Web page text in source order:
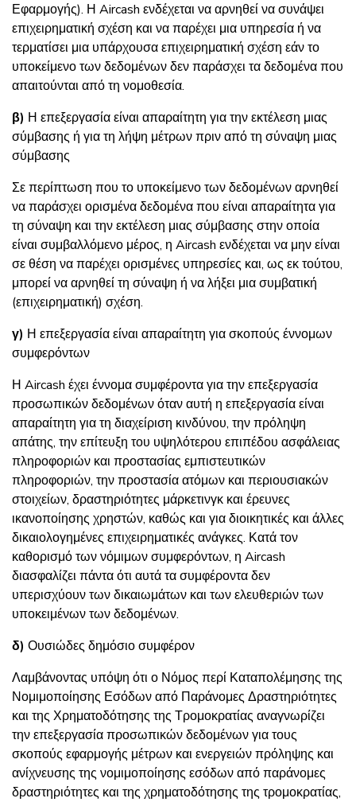
Εφαρμογής). Η Aircash ενδέχεται να αρνηθεί να συνάψει
επιχειρηματική σχέση και να παρέχει μια υπηρεσία ή να
τερματίσει μια υπάρχουσα επιχειρηματική σχέση εάν το
υποκείμενο των δεδομένων δεν παράσχει τα δεδομένα που
απαιτούνται από τη νομοθεσία.
β) Η επεξεργασία είναι απαραίτητη για την εκτέλεση μιας
σύμβασης ή για τη λήψη μέτρων πριν από τη σύναψη μιας
σύμβασης
Σε περίπτωση που το υποκείμενο των δεδομένων αρνηθεί
να παράσχει ορισμένα δεδομένα που είναι απαραίτητα για
τη σύναψη και την εκτέλεση μιας σύμβασης στην οποία
είναι συμβαλλόμενο μέρος, η Aircash ενδέχεται να μην είναι
σε θέση να παρέχει ορισμένες υπηρεσίες και, ως εκ τούτου,
μπορεί να αρνηθεί τη σύναψη ή να λήξει μια συμβατική
(επιχειρηματική) σχέση.
γ) Η επεξεργασία είναι απαραίτητη για σκοπούς έννομων
συμφερόντων
Η Aircash έχει έννομα συμφέροντα για την επεξεργασία
προσωπικών δεδομένων όταν αυτή η επεξεργασία είναι
απαραίτητη για τη διαχείριση κινδύνου, την πρόληψη
απάτης, την επίτευξη του υψηλότερου επιπέδου ασφάλειας
πληροφοριών και προστασίας εμπιστευτικών
πληροφοριών, την προστασία ατόμων και περιουσιακών
στοιχείων, δραστηριότητες μάρκετινγκ και έρευνες
ικανοποίησης χρηστών, καθώς και για διοικητικές και άλλες
δικαιολογημένες επιχειρηματικές ανάγκες. Κατά τον
καθορισμό των νόμιμων συμφερόντων, η Aircash
διασφαλίζει πάντα ότι αυτά τα συμφέροντα δεν
υπερισχύουν των δικαιωμάτων και των ελευθεριών των
υποκειμένων των δεδομένων.
δ) Ουσιώδες δημόσιο συμφέρον
Λαμβάνοντας υπόψη ότι ο Νόμος περί Καταπολέμησης της
Νομιμοποίησης Εσόδων από Παράνομες Δραστηριότητες
και της Χρηματοδότησης της Τρομοκρατίας αναγνωρίζει
την επεξεργασία προσωπικών δεδομένων για τους
σκοπούς εφαρμογής μέτρων και ενεργειών πρόληψης και
ανίχνευσης της νομιμοποίησης εσόδων από παράνομες
δραστηριότητες και της χρηματοδότησης της τρομοκρατίας,